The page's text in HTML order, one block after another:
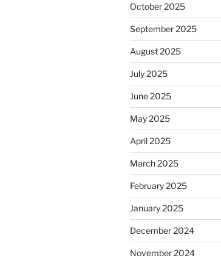
October 2025
September 2025
August 2025
July 2025
June 2025
May 2025
April 2025
March 2025
February 2025
January 2025
December 2024
November 2024